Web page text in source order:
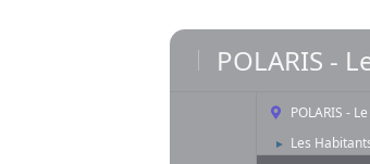
POLARIS -
POLARIS -
► Les